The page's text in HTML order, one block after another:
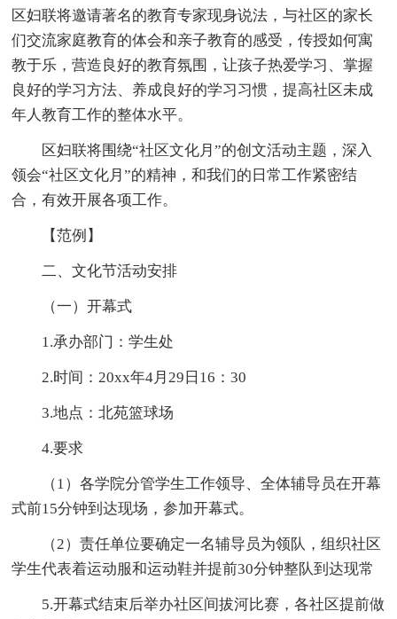
区妇联将邀请著名的教育专家现身说法，与社区的家长
们交流家庭教育的体会和亲子教育的感受，传授如何寓
教于乐，营造良好的教育氛围，让孩子热爱学习、掌握
良好的学习方法、养成良好的学习习惯，提高社区未成
年人教育工作的整体水平。
区妇联将围绕“社区文化月”的创文活动主题，深入
领会“社区文化月”的精神，和我们的日常工作紧密结
合，有效开展各项工作。
【范例】
二、文化节活动安排
（一）开幕式
1.承办部门：学生处
2.时间：20xx年4月29日16：30
3.地点：北苑篮球场
4.要求
（1）各学院分管学生工作领导、全体辅导员在开幕
式前15分钟到达现场，参加开幕式。
（2）责任单位要确定一名辅导员为领队，组织社区
学生代表着运动服和运动鞋并提前30分钟整队到达现常
5.开幕式结束后举办社区间拔河比赛，各社区提前做